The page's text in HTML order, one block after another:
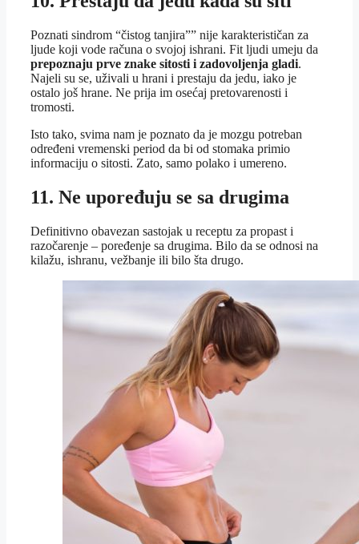
Poznati sindrom “čistog tanjira”” nije karakterističan za
ljude koji vode računa o svojoj ishrani. Fit ljudi umeju da
prepoznaju prve znake sitosti i zadovoljenja gladi.
Najeli su se, uživali u hrani i prestaju da jedu, iako je
ostalo još hrane. Ne prija im osećaj pretovarenosti i
tromosti.
Isto tako, svima nam je poznato da je mozgu potreban
određeni vremenski period da bi od stomaka primio
informaciju o sitosti. Zato, samo polako i umereno.
11. Ne upoređuju se sa drugima
Definitivno obavezan sastojak u receptu za propast i
razočarenje – poređenje sa drugima. Bilo da se odnosi na
kilažu, ishranu, vežbanje ili bilo šta drugo.